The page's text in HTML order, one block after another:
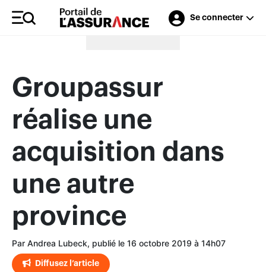
Se connecter
Merci à nos annonceurs
Groupassur
réalise une
acquisition dans
une autre
province
Par Andrea Lubeck, publié le 16 octobre 2019 à 14h07
Diffusez l’article